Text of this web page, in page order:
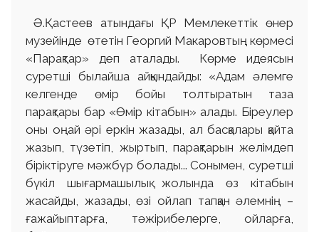
Ә.Қастеев атындағы ҚР Мемлекеттік өнер
музейінде өтетін Георгий Макаровтың көрмесі
«Парақтар» деп аталады. Көрме идеясын
суретші былайша айқындайды: «Адам әлемге
келгенде өмір бойы толтыратын таза
парақтары бар «Өмір кітабын» алады. Біреулер
оны оңай әрі еркін жазады, ал басқалары қайта
жазып, түзетіп, жыртып, парақтарын желімдеп
біріктіруге мәжбүр болады... Сонымен, суретші
бүкіл шығармашылық жолында өз кітабын
жасайды, жазады, өзі ойлап тапқан әлемнің –
ғажайыптарға, тәжірибелерге, ойларға,